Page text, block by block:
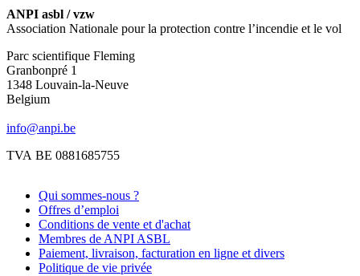
ANPI asbl / vzw
Association Nationale pour la protection contre l’incendie et le vol
Parc scientifique Fleming
Granbonpré 1
1348 Louvain-la-Neuve
Belgium
info@anpi.be
TVA BE 0881685755
Qui sommes-nous ?
Offres d’emploi
Conditions de vente et d'achat
Membres de ANPI ASBL
Paiement, livraison, facturation en ligne et divers
Politique de vie privée